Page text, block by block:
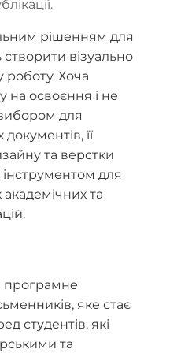
рішенням для
створити візуально
роботу. Хоча
на освоєння і не
для
її
та верстки
інструментом для
та
програмне
яке стає
студентів, які
та